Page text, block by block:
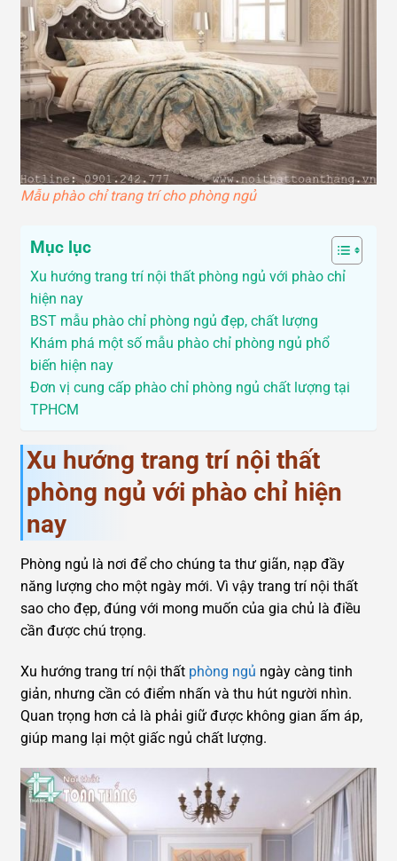
Mẫu phào chỉ trang trí cho phòng ngủ
Mục lục
Xu hướng trang trí nội thất phòng ngủ với phào chỉ
hiện nay
BST mẫu phào chỉ phòng ngủ đẹp, chất lượng
Khám phá một số mẫu phào chỉ phòng ngủ phổ
biến hiện nay
Đơn vị cung cấp phào chỉ phòng ngủ chất lượng tại
TPHCM
Xu hướng trang trí nội thất
phòng ngủ với phào chỉ hiện
nay
Phòng ngủ là nơi để cho chúng ta thư giãn, nạp đầy
năng lượng cho một ngày mới. Vì vậy trang trí nội thất
sao cho đẹp, đúng với mong muốn của gia chủ là điều
cần được chú trọng.
Xu hướng trang trí nội thất phòng ngủ ngày càng tinh
giản, nhưng cần có điểm nhấn và thu hút người nhìn.
Quan trọng hơn cả là phải giữ được không gian ấm áp,
giúp mang lại một giấc ngủ chất lượng.